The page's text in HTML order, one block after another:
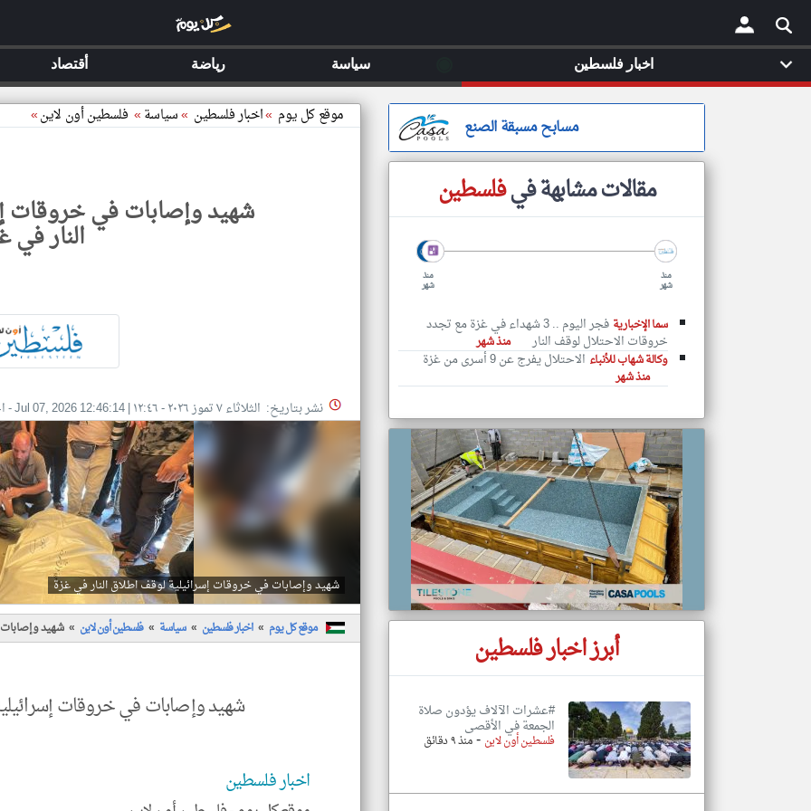
× موقع كل يوم »اخبار فلسطين »سياسة» فلسطين أون لاين»
شهيد وإصابات في خروقات
النار في
نشر بتاريخ: الثلاثاء ٧ تموز ٢٠٢٦ - ١٢:٤٦ |
Jul 07, 2026 12:46:14
-
شهيد وإصابات في خروقات إسرائيلية لوقف اطلاق النار في غزة
موقع كل يوم اخبار فلسطين سياسة فلسطين أون لاين شهيد
شهيد وإصابات في خروقات
اخبار فلسطين
مسابح مسبقة الصنع
مقالات مشابهة فيفلسطين
منذ
شهر
منذ
شهر
سما الإخبارية فجر اليوم .. 3 شهداء في غزة مع تجدد
خروقات الاحتلال لوقف النار
منذ شهر
وكالة شهاب للأنباء الاحتلال يفرج عن 9 أسرى من غزة
منذ شهر
أبرز اخبار فلسطين
#عشرات الآلاف يؤدون صلاة
الجمعة في الأقصى
فلسطين أون لاين -منذ ٩ دقائق
اخبار فلسطين سياسة رياضة أقتصاد